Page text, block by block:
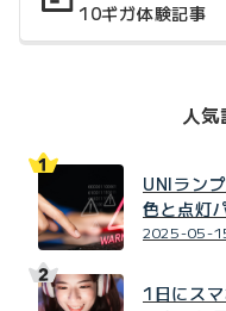
10ギガ体験記事
人
UNIラン
色と点灯
2025-05-
1日にス